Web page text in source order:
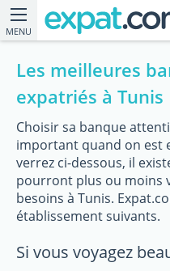
MENU
Les meilleures
expatriés à Tunis
Choisir sa banque
important quand on est
verrez ci-dessous, il
pourront plus ou moins
besoins à Tunis.
établissement suivants.
Si vous voyagez